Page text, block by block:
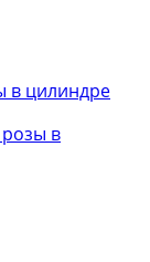
в цилиндре